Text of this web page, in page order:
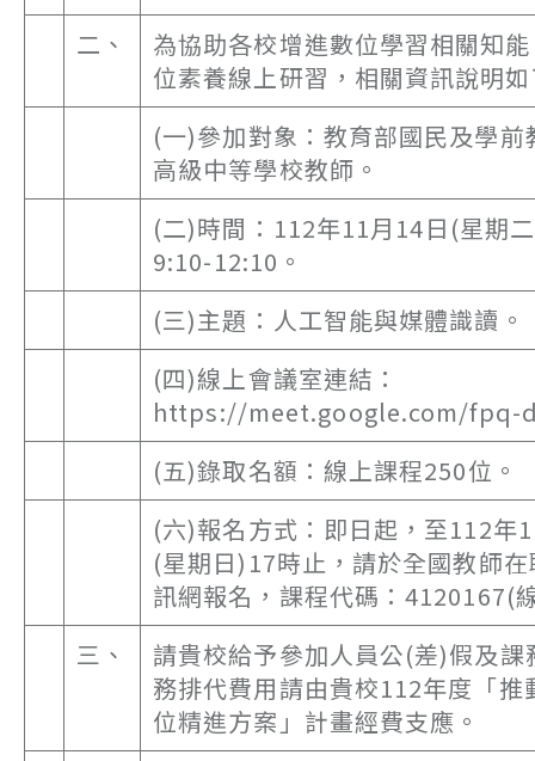
二、
為協助各校增進數位學習相關知
位素養線上研習，相關資訊說明
(一)參加對象：教育部國民及學前
高級中等學校教師。
(二)時間：112年11月14日(星期
9:10-12:10。
(三)主題：人工智能與媒體識讀。
(四)線上會議室連結：
https://meet.google.com/fpq-
(五)錄取名額：線上課程250位。
(六)報名方式：即日起，至112年
(星期日)17時止，請於全國教師
訊網報名，課程代碼：4120167(
三、
請貴校給予參加人員公(差)假及課
務排代費用請由貴校112年度「推
位精進方案」計畫經費支應。